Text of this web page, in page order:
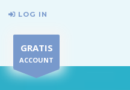
LOG IN
GRATIS
ACCOUNT